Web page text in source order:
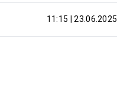
23.06.2025 | 11:15